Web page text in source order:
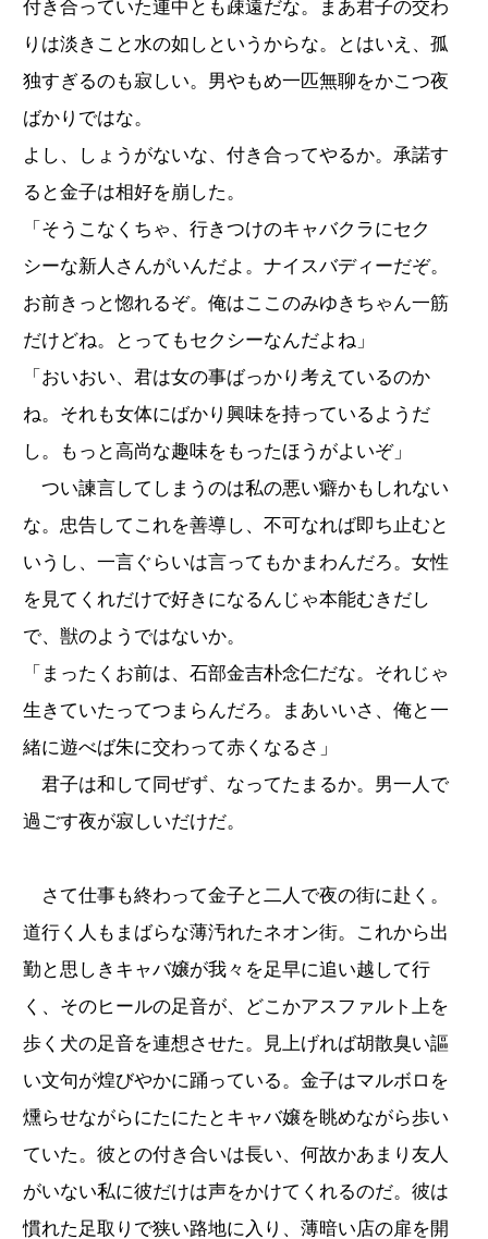
付き合っていた連中とも疎遠だな。まあ君子の交わ
りは淡きこと水の如しというからな。とはいえ、孤
独すぎるのも寂しい。男やもめ一匹無聊をかこつ夜
ばかりではな。
よし、しょうがないな、付き合ってやるか。承諾す
ると金子は相好を崩した。
「そうこなくちゃ、行きつけのキャバクラにセク
シーな新人さんがいんだよ。ナイスバディーだぞ。
お前きっと惚れるぞ。俺はここのみゆきちゃん一筋
だけどね。とってもセクシーなんだよね」
「おいおい、君は女の事ばっかり考えているのか
ね。それも女体にばかり興味を持っているようだ
し。もっと高尚な趣味をもったほうがよいぞ」
つい諫言してしまうのは私の悪い癖かもしれない
な。忠告してこれを善導し、不可なれば即ち止むと
いうし、一言ぐらいは言ってもかまわんだろ。女性
を見てくれだけで好きになるんじゃ本能むきだし
で、獣のようではないか。
「まったくお前は、石部金吉朴念仁だな。それじゃ
生きていたってつまらんだろ。まあいいさ、俺と一
緒に遊べば朱に交わって赤くなるさ」
君子は和して同ぜず、なってたまるか。男一人で
過ごす夜が寂しいだけだ。
さて仕事も終わって金子と二人で夜の街に赴く。
道行く人もまばらな薄汚れたネオン街。これから出
勤と思しきキャバ嬢が我々を足早に追い越して行
く、そのヒールの足音が、どこかアスファルト上を
歩く犬の足音を連想させた。見上げれば胡散臭い謳
い文句が煌びやかに踊っている。金子はマルボロを
燻らせながらにたにたとキャバ嬢を眺めながら歩い
ていた。彼との付き合いは長い、何故かあまり友人
がいない私に彼だけは声をかけてくれるのだ。彼は
慣れた足取りで狭い路地に入り、薄暗い店の扉を開